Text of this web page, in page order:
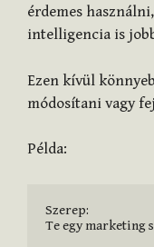
érdemes
intelligencia is
Ezen kívül
módosítani vagy
Példa:
Szerep:
Te egy marketing